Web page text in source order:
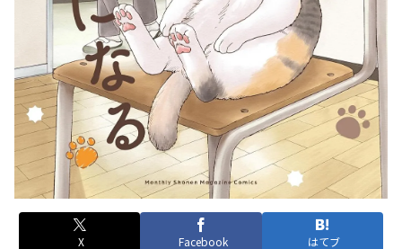
X Facebook はてブ